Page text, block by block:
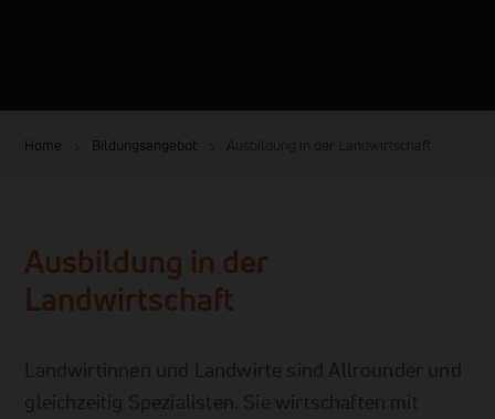
Home Bildungsangebot
Ausbildung in der
Landwirtschaft